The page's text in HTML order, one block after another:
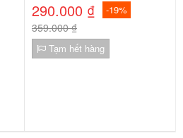
290.000 ₫ -19%
359.000 ₫
Tạm hết hàng